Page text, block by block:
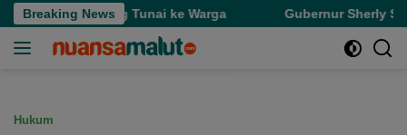
Langsung
ke
Breaking News
Uang Tunai ke Warga Gubernur Sherly Semangati
Hukum